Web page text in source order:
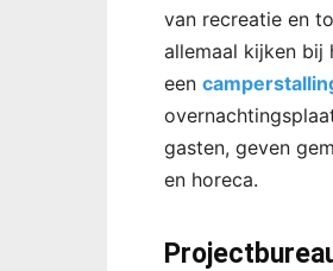
van recreatie en
allemaal kijken bij
een
gasten, geven
en horeca.